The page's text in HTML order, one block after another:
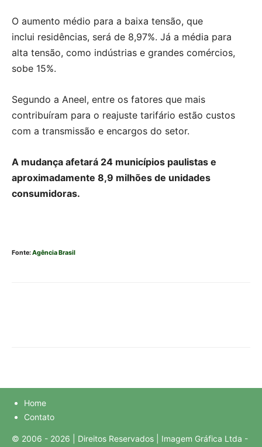
O aumento médio para a baixa tensão, que
inclui residências, será de 8,97%. Já a média para
alta tensão, como indústrias e grandes comércios,
sobe 15%.
Segundo a Aneel, entre os fatores que mais
contribuíram para o reajuste tarifário estão custos
com a transmissão e encargos do setor.
A mudança afetará 24 municípios paulistas e
aproximadamente 8,9 milhões de unidades
consumidoras.
Fonte:Agência Brasil
Home
Contato
© 2006 - 2026 | Direitos Reservados | Imagem Gráfica Ltda -